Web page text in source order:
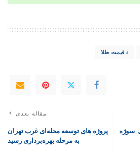
قیمت طلا
سوژه
مقاله بعدی
پروژه های توسعه محله‌ای غرب تهران
به مرحله بهره‌برداری رسید